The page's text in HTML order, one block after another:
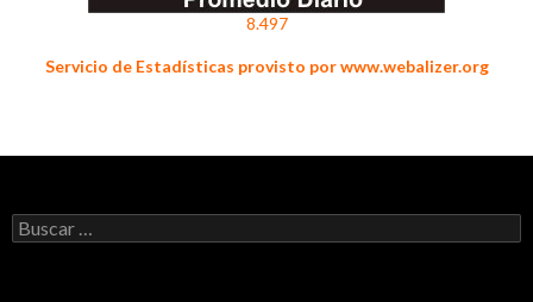
8.497
Servicio de Estadísticas provisto por www.webalizer.org
Buscar: